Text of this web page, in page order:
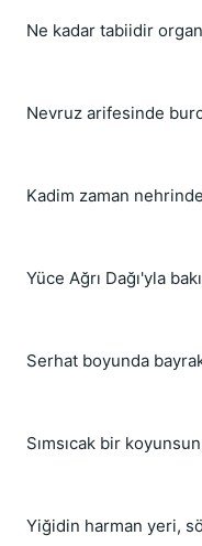
Ne kadar tabiidir
Nevruz arifesinde
Kadim zaman
Yüce Ağrı Dağı'yla
Serhat boyunda
Sımsıcak bir
Yiğidin harman yeri,